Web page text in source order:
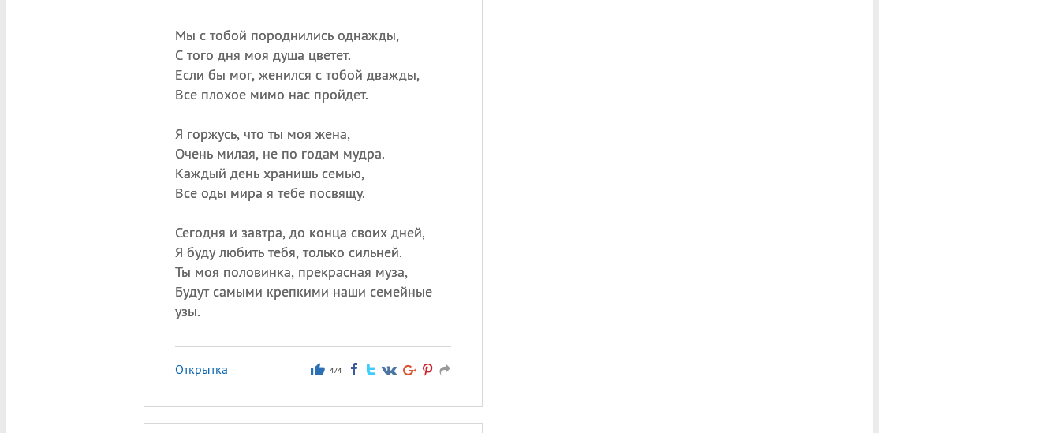
Мы с тобой породнились однажды,
С того дня моя душа цветет.
Если бы мог, женился с тобой дважды,
Все плохое мимо нас пройдет.
Я горжусь, что ты моя жена,
Очень милая, не по годам мудра.
Каждый день хранишь семью,
Все оды мира я тебе посвящу.
Сегодня и завтра, до конца своих дней,
Я буду любить тебя, только сильней.
Ты моя половинка, прекрасная муза,
Будут самыми крепкими наши семейные
узы.
Открытка 474